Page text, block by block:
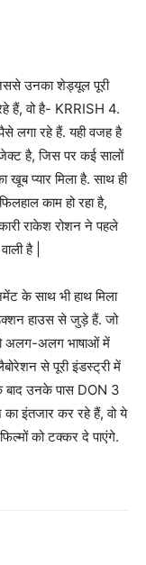
उनका शेड्यूल पूरी
हैं, वो है- KRRISH 4.
लगा रहे हैं. यही वजह है
है, जिस पर कई सालों
खूब प्यार मिला है. साथ ही
काम हो रहा है,
राकेश रोशन ने पहले
है |
के साथ भी हाथ मिला
हाउस से जुड़े हैं. जो
अलग-अलग भाषाओं में
से पूरी इंडस्ट्री में
बाद उनके पास DON 3
इंतजार कर रहे हैं, वो ये
को टक्कर दे पाएंगे.